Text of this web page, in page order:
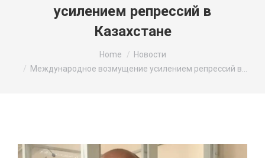
усилением репрессий в
Казахстане
Home
Новости
Международное возмущение усилением репрессий в…